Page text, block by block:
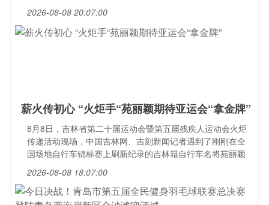
2026-08-08 20:07:00
薪火传初心 “火炬手“苑丽颖期待亚运会“拿金牌”
8月8日，吉林省第二十届运动会暨第五届残疾人运动会火炬
传递活动现场，中国吉林网、吉刻新闻记者遇到了刚刚在全
国场地自行车锦标赛上刷新纪录的吉林籍自行车名将苑丽颖
2026-08-08 18:07:00